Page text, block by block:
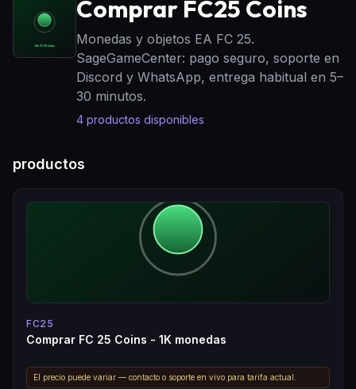
Comprar FC25 Coins
Monedas y objetos EA FC 25.
SageGameCenter: pago seguro, soporte en
Discord y WhatsApp, entrega habitual en 5–
30 minutos.
4 productos disponibles
productos
FC25
Comprar FC 25 Coins - 1K monedas
El precio puede variar — contacto o soporte en vivo para tarifa actual.